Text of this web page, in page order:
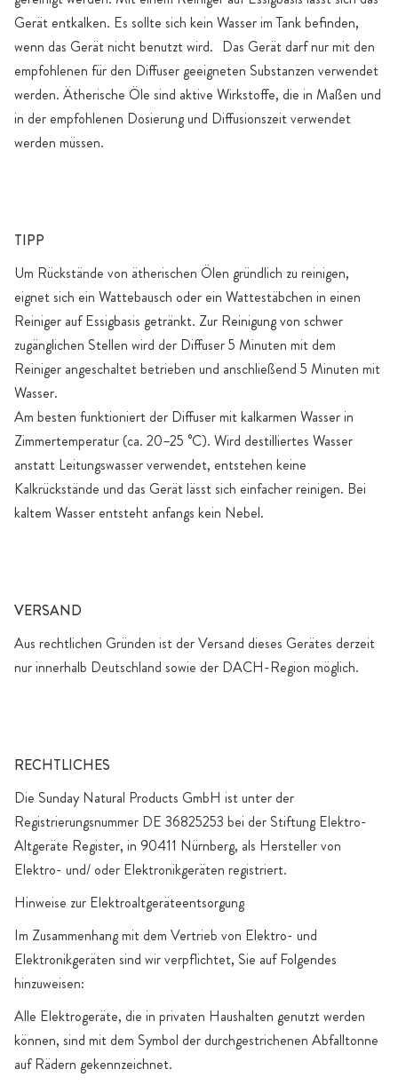
Gerät entkalken. Es sollte sich kein Wasser im Tank befinden,
wenn das Gerät nicht benutzt wird. Das Gerät darf nur mit den
empfohlenen für den Diffuser geeigneten Substanzen verwendet
werden. Ätherische Öle sind aktive Wirkstoffe, die in Maßen und
in der empfohlenen Dosierung und Diffusionszeit verwendet
werden müssen.
TIPP
Um Rückstände von ätherischen Ölen gründlich zu reinigen,
eignet sich ein Wattebausch oder ein Wattestäbchen in einen
Reiniger auf Essigbasis getränkt. Zur Reinigung von schwer
zugänglichen Stellen wird der Diffuser 5 Minuten mit dem
Reiniger angeschaltet betrieben und anschließend 5 Minuten mit
Wasser.
Am besten funktioniert der Diffuser mit kalkarmen Wasser in
Zimmertemperatur (ca. 20–25 °C). Wird destilliertes Wasser
anstatt Leitungswasser verwendet, entstehen keine
Kalkrückstände und das Gerät lässt sich einfacher reinigen. Bei
kaltem Wasser entsteht anfangs kein Nebel.
VERSAND
Aus rechtlichen Gründen ist der Versand dieses Gerätes derzeit
nur innerhalb Deutschland sowie der DACH-Region möglich.
RECHTLICHES
Die Sunday Natural Products GmbH ist unter der
Registrierungsnummer DE 36825253 bei der Stiftung Elektro-
Altgeräte Register, in 90411 Nürnberg, als Hersteller von
Elektro- und/ oder Elektronikgeräten registriert.
Hinweise zur Elektroaltgeräteentsorgung
Im Zusammenhang mit dem Vertrieb von Elektro- und
Elektronikgeräten sind wir verpflichtet, Sie auf Folgendes
hinzuweisen:
Alle Elektrogeräte, die in privaten Haushalten genutzt werden
können, sind mit dem Symbol der durchgestrichenen Abfalltonne
auf Rädern gekennzeichnet.